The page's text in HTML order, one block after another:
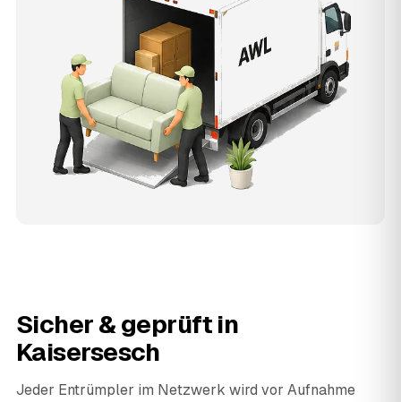
Sicher & geprüft in
Kaisersesch
Jeder Entrümpler im Netzwerk wird vor Aufnahme